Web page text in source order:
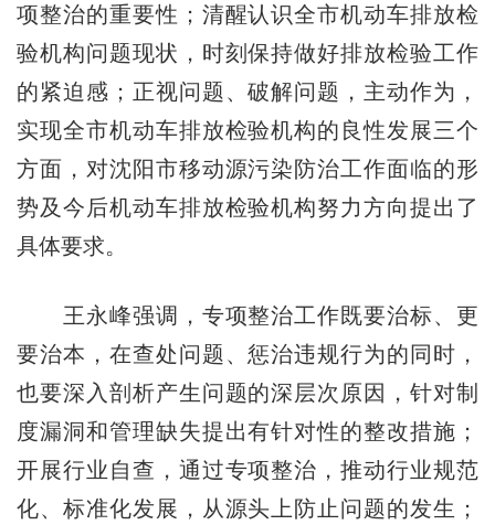
项整治的重要性；清醒认识全市机动车排放检
验机构问题现状，时刻保持做好排放检验工作
的紧迫感；正视问题、破解问题，主动作为，
实现全市机动车排放检验机构的良性发展三个
方面，对沈阳市移动源污染防治工作面临的形
势及今后机动车排放检验机构努力方向提出了
具体要求。
王永峰强调，专项整治工作既要治标、更
要治本，在查处问题、惩治违规行为的同时，
也要深入剖析产生问题的深层次原因，针对制
度漏洞和管理缺失提出有针对性的整改措施；
开展行业自查，通过专项整治，推动行业规范
化、标准化发展，从源头上防止问题的发生；